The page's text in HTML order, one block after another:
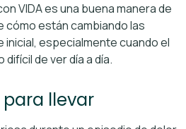
VIDA es una buena manera de
cómo están cambiando las
especialmente cuando el
de ver día a día.
llevar